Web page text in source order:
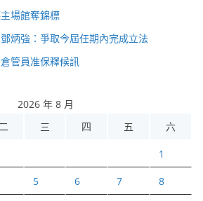
場館奪錦標
炳強：爭取今屆任期內完成立法
管員准保釋候訊
2026 年 8 月
三 四 五 六
1
5 6 7 8